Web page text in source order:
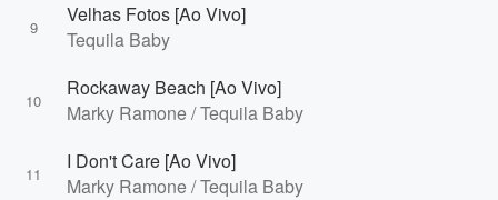
9
Velhas Fotos [Ao Vivo]
Tequila Baby
10
Rockaway Beach [Ao Vivo]
Marky Ramone / Tequila Baby
11
I Don't Care [Ao Vivo]
Marky Ramone / Tequila Baby